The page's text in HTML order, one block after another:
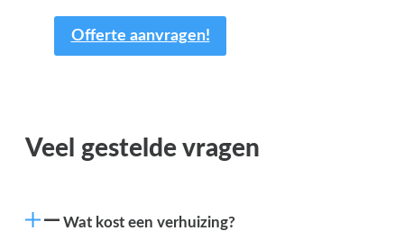
Offerte aanvragen!
Veel gestelde vragen
Wat kost een verhuizing?